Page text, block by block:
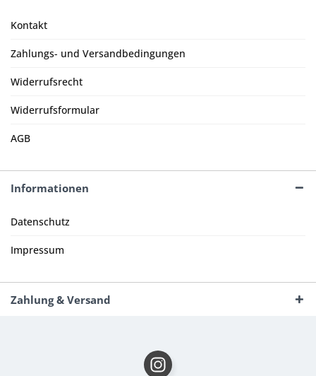
Kontakt
Zahlungs- und Versandbedingungen
Widerrufsrecht
Widerrufsformular
AGB
Informationen
Datenschutz
Impressum
Zahlung & Versand